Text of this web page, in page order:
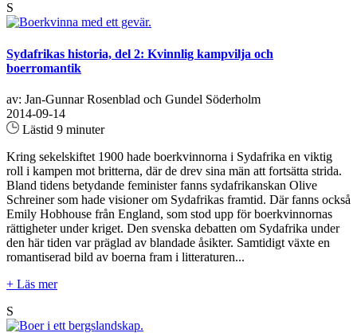
S
Sydafrikas historia, del 2: Kvinnlig kampvilja och
boerromantik
av: Jan-Gunnar Rosenblad och Gundel Söderholm
2014-09-14
Lästid 9 minuter
Kring sekelskiftet 1900 hade boerkvinnorna i Sydafrika en viktig
roll i kampen mot britterna, där de drev sina män att fortsätta strida.
Bland tidens betydande feminister fanns sydafrikanskan Olive
Schreiner som hade visioner om Sydafrikas framtid. Där fanns också
Emily Hobhouse från England, som stod upp för boerkvinnornas
rättigheter under kriget. Den svenska debatten om Sydafrika under
den här tiden var präglad av blandade åsikter. Samtidigt växte en
romantiserad bild av boerna fram i litteraturen...
+ Läs mer
S